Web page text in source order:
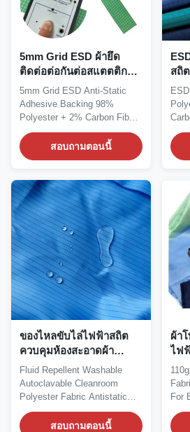
5mm Grid ESD ผ้ายึด
ติดต่อต่อกันต่อสแตตติก
สําหรับการประกอบ
อิเล็กทรอนิกส์
5mm Grid ESD Anti-Static
Adhesive Backing 98%
Polyester + 2% Carbon Fiber
Fabric for Electronics...
สอบถามตอนนี้
สถิ
ไฟ
ของไหลขับไล่ไฟฟ้าสถิต
ควบคุมห้องสะอาดผ้า
โพลีเอสเตอร์ ESD พร้อม
แถบคาร์บอน 5 มม
Fluid Repellent Washable
Autoclavable Cleanroom
Polyester Fabric Antistatic
Description: It is a...
สอบถามตอนนี้
ผ้า
ไฟ
รูป
อุต
For